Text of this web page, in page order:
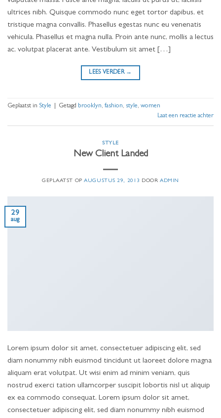
ultrices nibh. Quisque commodo nunc eget tortor dapibus, et
tristique magna convallis. Phasellus egestas nunc eu venenatis
vehicula. Phasellus et magna nulla. Proin ante nunc, mollis a lectus
ac, volutpat placerat ante. Vestibulum sit amet […]
LEES VERDER →
Geplaatst in Style Getagd brooklyn, fashion, style, women
Laat een reactie achter
STYLE
New Client Landed
GEPLAATST OPAUGUSTUS 29, 2013 DOORADMIN
29
aug
Lorem ipsum dolor sit amet, consectetuer adipiscing elit, sed
diam nonummy nibh euismod tincidunt ut laoreet dolore magna
aliquam erat volutpat. Ut wisi enim ad minim veniam, quis
nostrud exerci tation ullamcorper suscipit lobortis nisl ut aliquip
ex ea commodo consequat. Lorem ipsum dolor sit amet,
consectetuer adipiscing elit, sed diam nonummy nibh euismod